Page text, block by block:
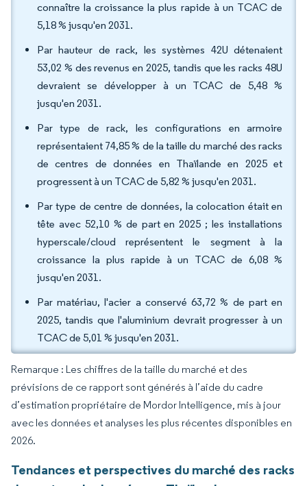
connaître la croissance la plus rapide à un TCAC de
5,18 % jusqu'en 2031.
Par hauteur de rack, les systèmes 42U détenaient
53,02 % des revenus en 2025, tandis que les racks 48U
devraient se développer à un TCAC de 5,48 %
jusqu'en 2031.
Par type de rack, les configurations en armoire
représentaient 74,85 % de la taille du marché des racks
de centres de données en Thaïlande en 2025 et
progressent à un TCAC de 5,82 % jusqu'en 2031.
Par type de centre de données, la colocation était en
tête avec 52,10 % de part en 2025 ; les installations
hyperscale/cloud représentent le segment à la
croissance la plus rapide à un TCAC de 6,08 %
jusqu'en 2031.
Par matériau, l'acier a conservé 63,72 % de part en
2025, tandis que l'aluminium devrait progresser à un
TCAC de 5,01 % jusqu'en 2031.
Remarque : Les chiffres de la taille du marché et des
prévisions de ce rapport sont générés à l’aide du cadre
d’estimation propriétaire de Mordor Intelligence, mis à jour
avec les données et analyses les plus récentes disponibles en
2026.
Tendances et perspectives du marché des racks